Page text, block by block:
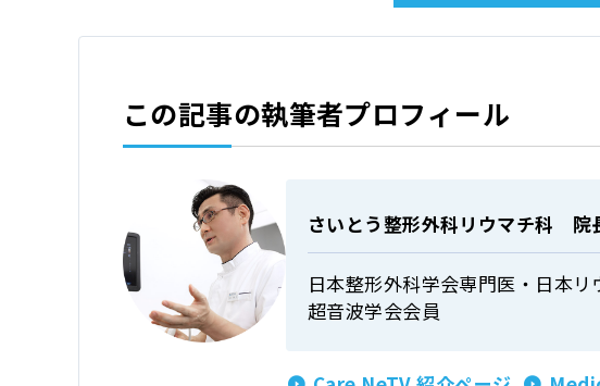
この記事の執筆者プロフィール
さいとう整形外科リウマチ科
日本整形外科学会専門医・日本
超音波学会会員